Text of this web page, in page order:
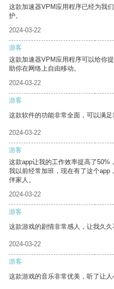
这款加速器VPM应用程序已经为我
护。
2024-03-22
游客
这款加速器VPM应用程序可以给你
助你在网络上自由移动。
2024-03-22
游客
这款软件的功能非常全面，可以满足
2024-03-22
游客
这款app让我的工作效率提高了50%
我以前经常加班，现在有了这个app
伴家人。
2024-03-22
游客
这款游戏的剧情非常感人，让我久久
2024-03-22
游客
这款游戏的音乐非常优美，听了让人